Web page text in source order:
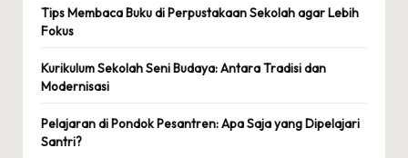
Tips Membaca Buku di Perpustakaan Sekolah agar Lebih
Fokus
Kurikulum Sekolah Seni Budaya: Antara Tradisi dan
Modernisasi
Pelajaran di Pondok Pesantren: Apa Saja yang Dipelajari
Santri?